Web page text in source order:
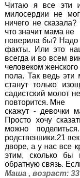
Читаю я все эти
милосердии не
ничего не
что значит мама не
поверила бы? Надо
факты. Или это
всегда и во всем
человеком женского
пола. Так ведь эти
станут только
садистский молот
повторится. Мне
скажут - девочки
Просто хочу
можно
родственники.21
дворе, а у нас все
этим, сколько
обратную связь.
Маша , возраст: 33